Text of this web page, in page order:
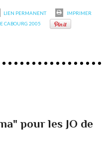
LIEN PERMANENT
IMPRIMER
CABOURG 2005
pour les JO de